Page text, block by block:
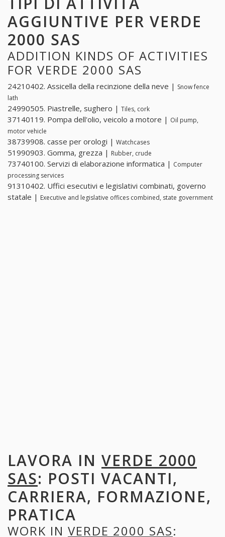
AGGIUNTIVE PER VERDE
2000 SAS
ADDITION KINDS OF ACTIVITIES
FOR VERDE 2000 SAS
24210402. Assicella della recinzione della neve | Snow fence
lath
24990505. Piastrelle, sughero | Tiles, cork
37140119. Pompa dell'olio, veicolo a motore | Oil pump,
motor vehicle
38739908. casse per orologi | Watchcases
51990903. Gomma, grezza | Rubber, crude
73740100. Servizi di elaborazione informatica | Computer
processing services
91310402. Uffici esecutivi e legislativi combinati, governo
statale | Executive and legislative offices combined, state government
LAVORA IN VERDE 2000
SAS: POSTI VACANTI,
CARRIERA, FORMAZIONE,
PRATICA
WORK IN VERDE 2000 SAS: